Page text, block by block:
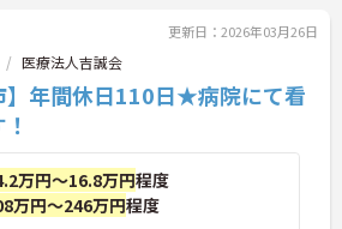
更新日：2026年03月26日
医療法人吉誠会
】年間休日110日★病院にて看
万円～16.8万円程度
万円～246万円程度